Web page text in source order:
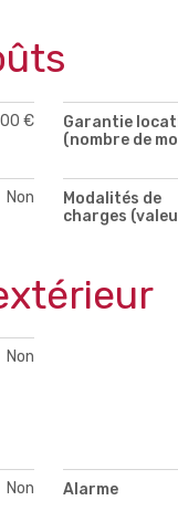
€
Garantie
(nombre de
Non
Modalités de
charges
Non
Non Alarme